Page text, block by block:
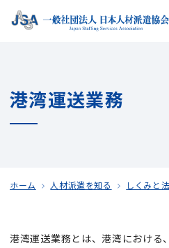
港湾運送業務
ホーム 人材派遣を知る しくみと
港湾運送業務とは、港湾における